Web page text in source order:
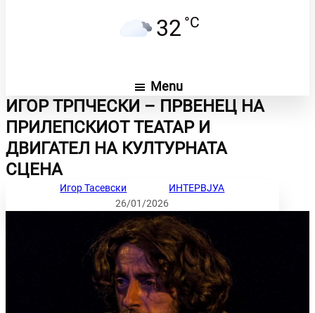
32 °C
Menu
ИГОР ТРПЧЕСКИ – ПРВЕНЕЦ НА
ПРИЛЕПСКИОТ ТЕАТАР И
ДВИГАТЕЛ НА КУЛТУРНАТА
СЦЕНА
Игор Тасевски
ИНТЕРВЈУА
26/01/2026